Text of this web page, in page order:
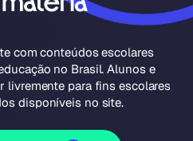
com conteúdos escolares
no Brasil. Alunos e
livremente para fins escolares
disponíveis no site.